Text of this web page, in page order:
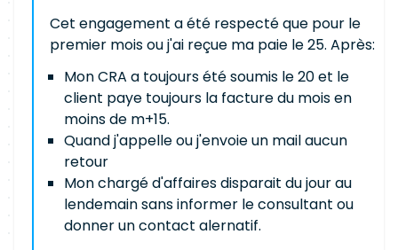
Cet engagement a été respecté que pour le
premier mois ou j'ai reçue ma paie le 25. Après:
Mon CRA a toujours été soumis le 20 et le
client paye toujours la facture du mois en
moins de m+15.
Quand j'appelle ou j'envoie un mail aucun
retour
Mon chargé d'affaires disparait du jour au
lendemain sans informer le consultant ou
donner un contact alernatif.